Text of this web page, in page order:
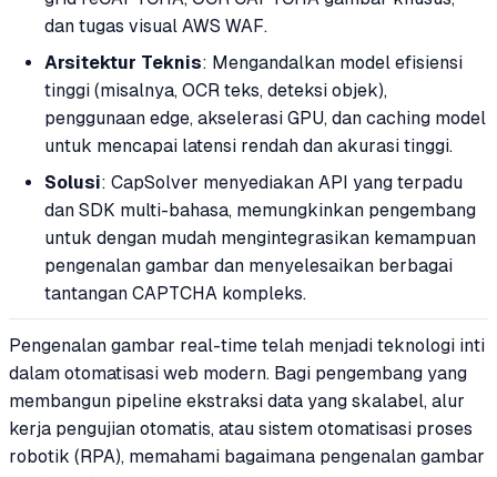
dan tugas visual AWS WAF.
Arsitektur Teknis: Mengandalkan model efisiensi
tinggi (misalnya, OCR teks, deteksi objek),
penggunaan edge, akselerasi GPU, dan caching model
untuk mencapai latensi rendah dan akurasi tinggi.
Solusi: CapSolver menyediakan API yang terpadu
dan SDK multi-bahasa, memungkinkan pengembang
untuk dengan mudah mengintegrasikan kemampuan
pengenalan gambar dan menyelesaikan berbagai
tantangan CAPTCHA kompleks.
Pengenalan gambar real-time telah menjadi teknologi inti
dalam otomatisasi web modern. Bagi pengembang yang
membangun pipeline ekstraksi data yang skalabel, alur
kerja pengujian otomatis, atau sistem otomatisasi proses
robotik (RPA), memahami bagaimana pengenalan gambar